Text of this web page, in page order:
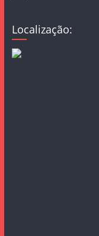
Localização: